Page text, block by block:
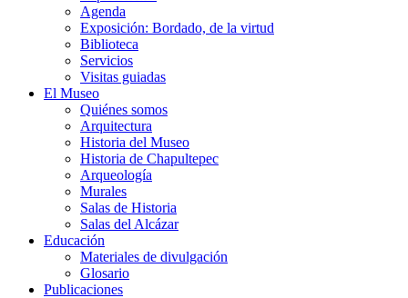
Agenda
Exposición: Bordado, de la virtud
Biblioteca
Servicios
Visitas guiadas
El Museo
Quiénes somos
Arquitectura
Historia del Museo
Historia de Chapultepec
Arqueología
Murales
Salas de Historia
Salas del Alcázar
Educación
Materiales de divulgación
Glosario
Publicaciones